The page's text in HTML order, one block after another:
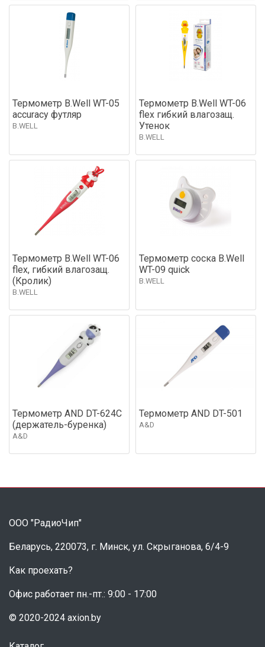
Термометр B.Well WT-05
accuracy футляр
B.WELL
Термометр B.Well WT-06
flex гибкий влагозащ.
Утенок
B.WELL
Термометр B.Well WT-06
flex, гибкий влагозащ.
(Кролик)
B.WELL
Термометр соска B.Well
WT-09 quick
B.WELL
Термометр AND DT-624C
(держатель-буренка)
A&D
Термометр AND DT-501
A&D
ООО "РадиоЧип"
Беларусь, 220073, г. Минск, ул. Скрыганова, 6/4-9
Как проехать?
Офис работает пн.-пт.: 9:00 - 17:00
© 2020-2024 axion.by